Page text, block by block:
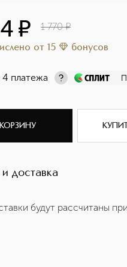
¤ 1 770 ¤
от 15 бонусов
4 платежа
доставка
будут рассчитаны